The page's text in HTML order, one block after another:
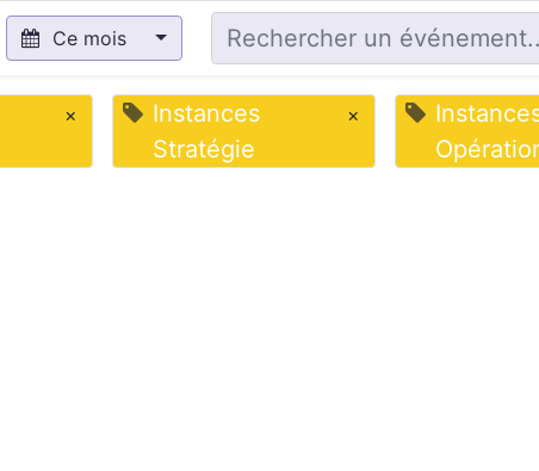
Ce mois
×
Instances
Stratégie
×